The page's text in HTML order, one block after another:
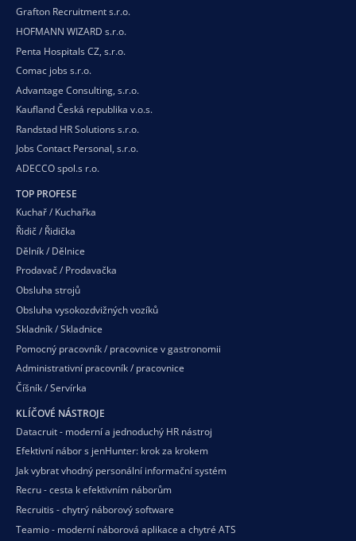
Grafton Recruitment s.r.o.
HOFMANN WIZARD s.r.o.
Penta Hospitals CZ, s.r.o.
Comac jobs s.r.o.
Advantage Consulting, s.r.o.
Kaufland Česká republika v.o.s.
Randstad HR Solutions s.r.o.
Jobs Contact Personal, s.r.o.
ADECCO spol.s r.o.
TOP PROFESE
Kuchař / Kuchařka
Řidič / Řidička
Dělník / Dělnice
Prodavač / Prodavačka
Obsluha strojů
Obsluha vysokozdvižných vozíků
Skladník / Skladnice
Pomocný pracovník / pracovnice v gastronomii
Administrativní pracovník / pracovnice
Číšník / Servírka
KLÍČOVÉ NÁSTROJE
Datacruit - moderní a jednoduchý HR nástroj
Efektivní nábor s jenHunter: krok za krokem
Jak vybrat vhodný personální informační systém
Recru - cesta k efektivním náborům
Recruitis - chytrý náborový software
Teamio - moderní náborová aplikace a chytré ATS